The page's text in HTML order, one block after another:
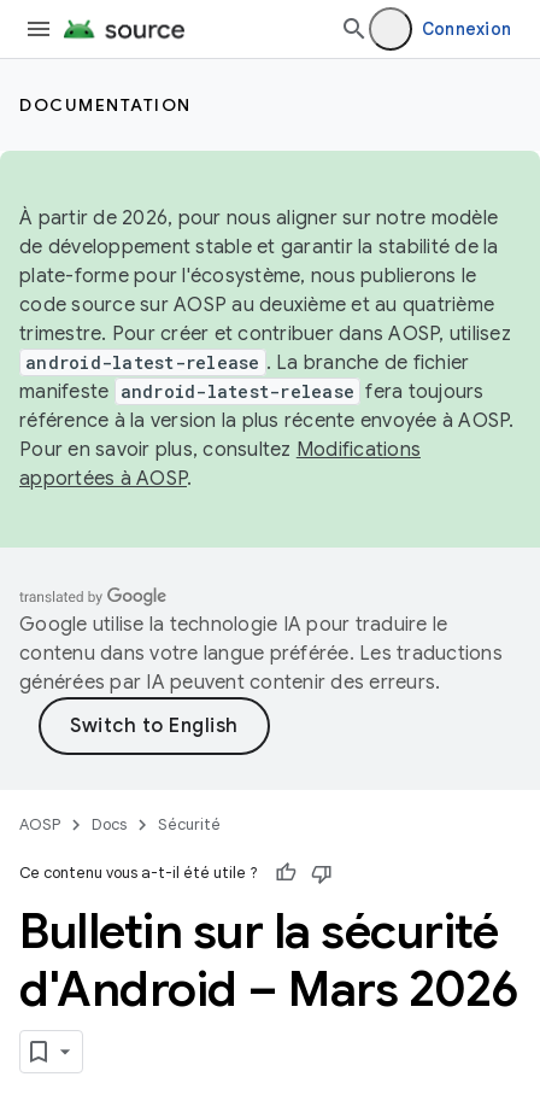
Connexion
DOCUMENTATION
À partir de 2026, pour nous aligner sur notre modèle
de développement stable et garantir la stabilité de la
plate-forme pour l'écosystème, nous publierons le
code source sur AOSP au deuxième et au quatrième
trimestre. Pour créer et contribuer dans AOSP, utilisez
android-latest-release . La branche de fichier
manifeste android-latest-release fera toujours
référence à la version la plus récente envoyée à AOSP.
Pour en savoir plus, consultez Modifications
apportées à AOSP.
Google utilise la technologie IA pour traduire le
contenu dans votre langue préférée. Les traductions
générées par IA peuvent contenir des erreurs.
AOSP Docs Sécurité
Ce contenu vous a-t-il été utile ?
Bulletin sur la sécurité
d'Android – Mars 2026